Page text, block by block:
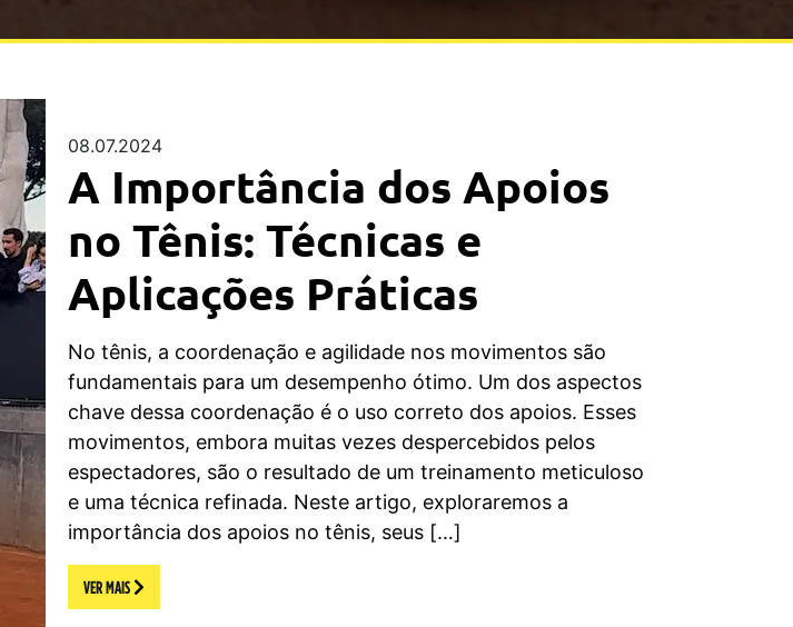
08.07.2024
A Importância dos Apoios
no Tênis: Técnicas e
Aplicações Práticas
No tênis, a coordenação e agilidade nos movimentos são
fundamentais para um desempenho ótimo. Um dos aspectos
chave dessa coordenação é o uso correto dos apoios. Esses
movimentos, embora muitas vezes despercebidos pelos
espectadores, são o resultado de um treinamento meticuloso
e uma técnica refinada. Neste artigo, exploraremos a
importância dos apoios no tênis, seus […]
VER MAIS